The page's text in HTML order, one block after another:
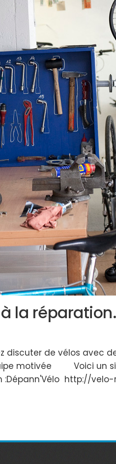
la
discuter de vélos avec
motivée Voici un
:Dépann'Vélo http://